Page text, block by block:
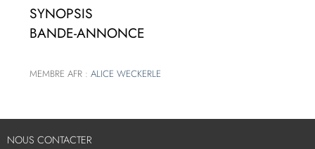
SYNOPSIS
BANDE-ANNONCE
MEMBRE AFR :ALICE WECKERLE
NOUS CONTACTER